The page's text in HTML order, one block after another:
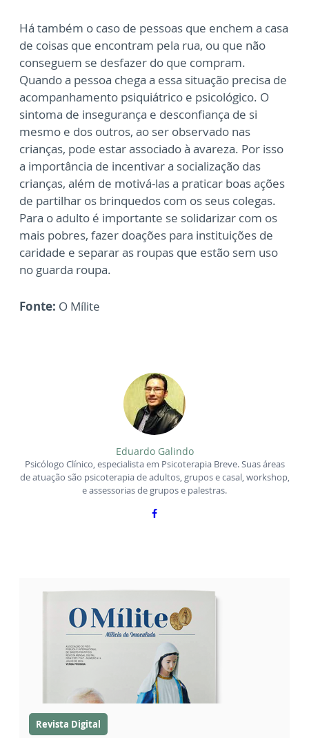
Há também o caso de pessoas que enchem a casa
de coisas que encontram pela rua, ou que não
conseguem se desfazer do que compram.
Quando a pessoa chega a essa situação precisa de
acompanhamento psiquiátrico e psicológico. O
sintoma de insegurança e desconfiança de si
mesmo e dos outros, ao ser observado nas
crianças, pode estar associado à avareza. Por isso
a importância de incentivar a socialização das
crianças, além de motivá-las a praticar boas ações
de partilhar os brinquedos com os seus colegas.
Para o adulto é importante se solidarizar com os
mais pobres, fazer doações para instituições de
caridade e separar as roupas que estão sem uso
no guarda roupa.
Fonte: O Mílite
Eduardo Galindo
Psicólogo Clínico, especialista em Psicoterapia Breve. Suas áreas
de atuação são psicoterapia de adultos, grupos e casal, workshop,
e assessorias de grupos e palestras.
Revista Digital